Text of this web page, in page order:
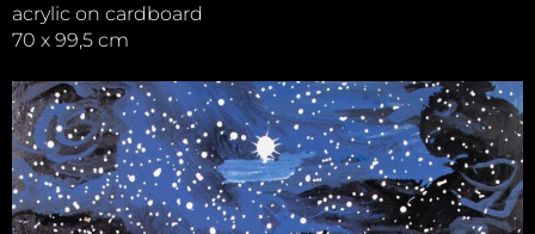
acrylic on cardboard
70 x 99,5 cm